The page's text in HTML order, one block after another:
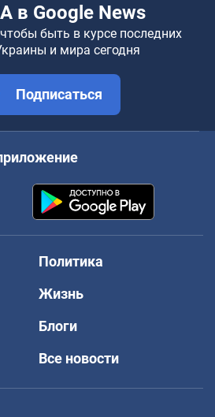
в Google News
быть в курсе последних
и мира сегодня
Подписаться
Политика
Жизнь
Блоги
Все новости